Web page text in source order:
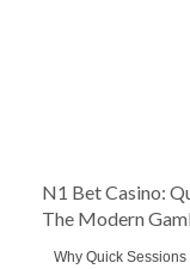
N1 Bet Casino:
The Modern
Why Quick Sessions